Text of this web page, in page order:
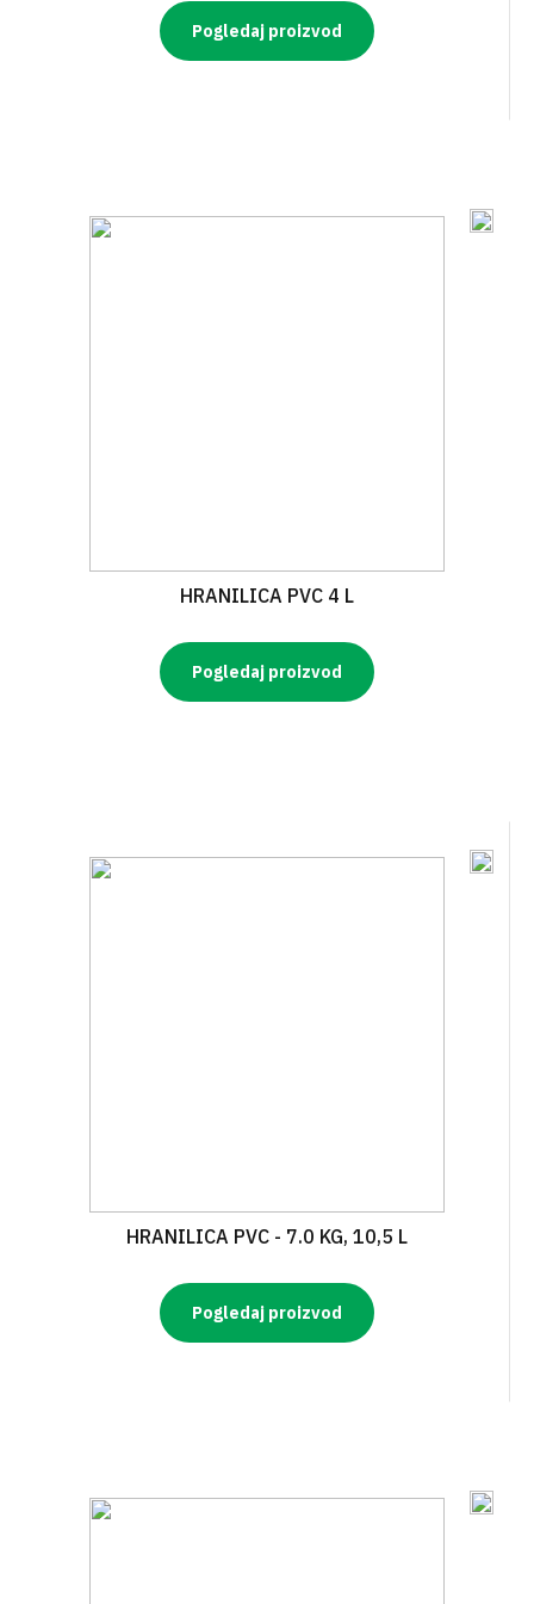
Pogledaj proizvod
HRANILICA PVC 4 L
Pogledaj proizvod
HRANILICA PVC - 7.0 KG, 10,5 L
Pogledaj proizvod